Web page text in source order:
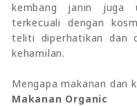
kembang janin juga
terkecuali dengan
teliti diperhatikan dan
kehamilan.
Mengapa makanan dan
Makanan Organic